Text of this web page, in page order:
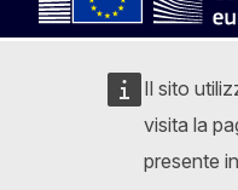
Il sito
visita la
presente